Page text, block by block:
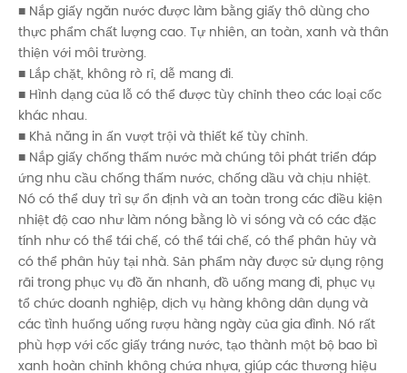
■ Nắp giấy ngăn nước được làm bằng giấy thô dùng cho
thực phẩm chất lượng cao. Tự nhiên, an toàn, xanh và thân
thiện với môi trường.
■ Lắp chặt, không rò rỉ, dễ mang đi.
■ Hình dạng của lỗ có thể được tùy chỉnh theo các loại cốc
khác nhau.
■ Khả năng in ấn vượt trội và thiết kế tùy chỉnh.
■ Nắp giấy chống thấm nước mà chúng tôi phát triển đáp
ứng nhu cầu chống thấm nước, chống dầu và chịu nhiệt.
Nó có thể duy trì sự ổn định và an toàn trong các điều kiện
nhiệt độ cao như làm nóng bằng lò vi sóng và có các đặc
tính như có thể tái chế, có thể tái chế, có thể phân hủy và
có thể phân hủy tại nhà. Sản phẩm này được sử dụng rộng
rãi trong phục vụ đồ ăn nhanh, đồ uống mang đi, phục vụ
tổ chức doanh nghiệp, dịch vụ hàng không dân dụng và
các tình huống uống rượu hàng ngày của gia đình. Nó rất
phù hợp với cốc giấy tráng nước, tạo thành một bộ bao bì
xanh hoàn chỉnh không chứa nhựa, giúp các thương hiệu